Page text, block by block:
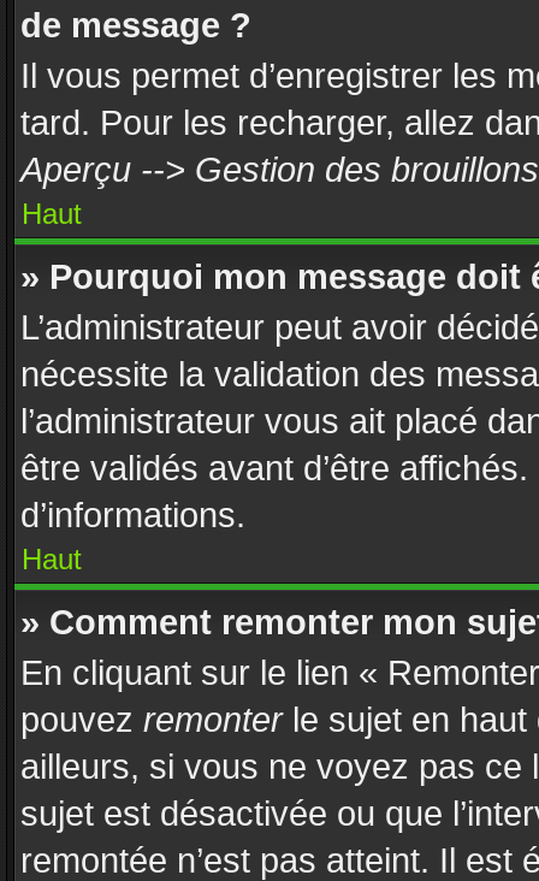
de message ?
Il vous permet d’enregistrer les
tard. Pour les recharger, allez
Aperçu --> Gestion des brouillons
Haut
» Pourquoi mon message doit
L’administrateur peut avoir
nécessite la validation des
l’administrateur vous ait placé
être validés avant d’être
d’informations.
Haut
» Comment remonter mon
En cliquant sur le lien «
pouvez remonterle sujet en haut
ailleurs, si vous ne voyez pas ce
sujet est désactivée ou que
remontée n’est pas atteint. Il